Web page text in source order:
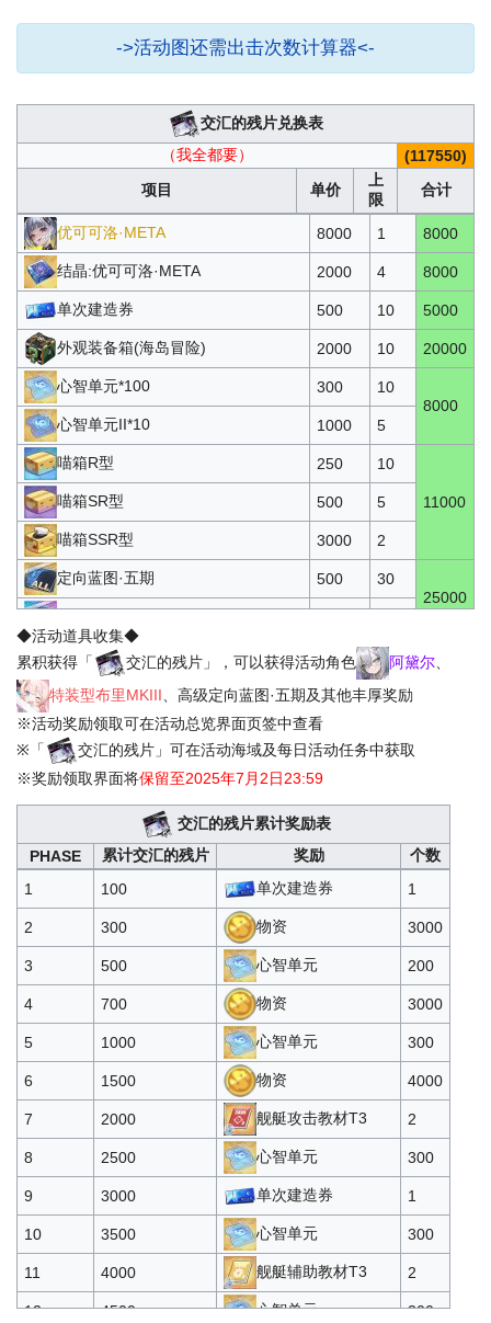
->活动图还需出击次数计算器<-
交汇的残片兑换表
（我全都要）
(117550)
项目
单价
上
限
合计
优可可洛·META 8000 1 8000
结晶:优可可洛·META 2000 4 8000
单次建造券 500 10 5000
外观装备箱(海岛冒险) 2000 10 20000
心智单元*100 300
10
8000
心智单元II*10
1000 5
喵箱R型 250 10
11000
喵箱SR型 500 5
喵箱SSR型 3000 2
定向蓝图·五期 500
30
25000
高级定向蓝图·五期
特殊兵装核心 300 5
兵装强化石T2 90 50
兵装重构核心T1 600
兵装重构核心T2 2500
克洛希德科技箱T4 300 4
4800
威斯克科技箱T4 300 4
藏王重工科技箱T4 300
伯鲁克科技箱T4
通用部件*1 30
4500
主炮部件*1
鱼雷部件*1 30
防空炮部件*1
舰载机部件*1 30
物资*2000 500
石油*1000 450
酸素可乐*1 15
◆活动道具收集◆
累积获得「
交汇的残片」，可以获得活动角色 阿黛尔
特装型布里MKIII 、高级定向蓝图·五期及其他丰厚奖励
※活动奖励领取可在活动总览界面页签中查看
※「
交汇的残片」可在活动海域及每日活动任务中获取
※奖励领取界面将保留至2025年7月2日23:59
交汇的残片累计奖励表
PHASE
累计交汇的残片 奖励
个数
1
100 单次建造券 1
2 300 物资 3000
3 500 心智单元 200
4 700 物资 3000
5 1000 心智单元 300
6 1500 物资 4000
7 2000 舰艇攻击教材T3 2
8 2500 心智单元 300
9 3000 单次建造券 1
10 3500 心智单元 300
11 4000 舰艇辅助教材T3 2
12 4500 心智单元 300